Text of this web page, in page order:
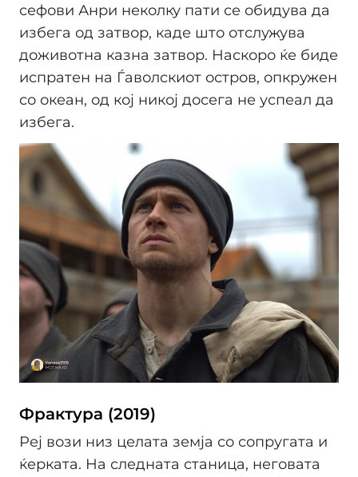
сефови Анри неколку пати се обидува да
избега од затвор, каде што отслужува
доживотна казна затвор. Наскоро ќе биде
испратен на Ѓаволскиот остров, опкружен
со океан, од кој никој досега не успеал да
избега.
Фрактура (2019)
Реј вози низ целата земја со сопругата и
ќерката. На следната станица, неговата